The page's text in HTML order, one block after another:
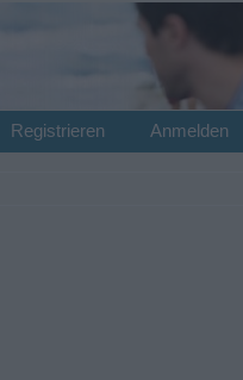
Anmelden
Registrieren